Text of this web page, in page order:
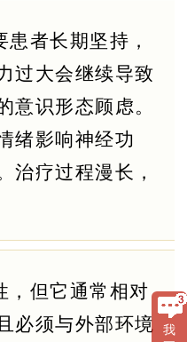
者长期坚持，
过大会继续导致
意识形态顾虑。
绪影响神经功
治疗过程漫长，
但它通常相对
必须与外部环境
我